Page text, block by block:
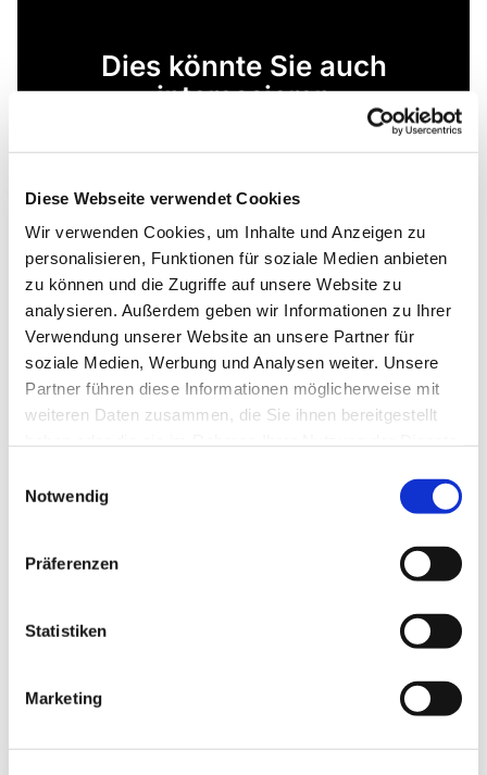
Diese Webseite verwendet Cookies
Wir verwenden Cookies, um Inhalte und Anzeigen zu
personalisieren, Funktionen für soziale Medien anbieten
zu können und die Zugriffe auf unsere Website zu
analysieren. Außerdem geben wir Informationen zu Ihrer
Verwendung unserer Website an unsere Partner für
soziale Medien, Werbung und Analysen weiter. Unsere
Partner führen diese Informationen möglicherweise mit
weiteren Daten zusammen, die Sie ihnen bereitgestellt
Notwendig
Präferenzen
Statistiken
Marketing
Dies könnte Sie auch
interessieren